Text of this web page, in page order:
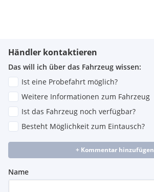
Händler kontaktieren
Das will ich über das Fahrzeug wissen:
Ist eine Probefahrt möglich?
Weitere Informationen zum Fahrzeug
Ist das Fahrzeug noch verfügbar?
Besteht Möglichkeit zum Eintausch?
+ Kommentar hinzufügen
Name